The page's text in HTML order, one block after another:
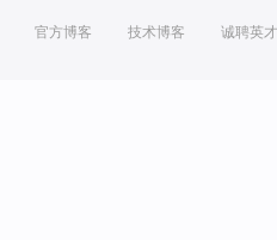
官方博客 技术博客 诚聘英才